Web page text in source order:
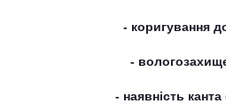
- коригування
-
- наявність